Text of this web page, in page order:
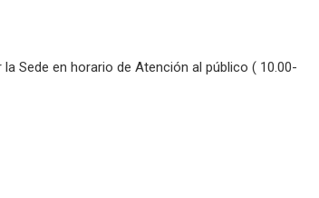
Sede en horario de Atención al público ( 10.00-